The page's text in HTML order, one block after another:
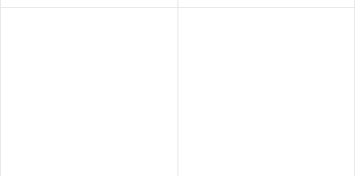
1x ETIMAT P10 ... jištění: 1xC25/...